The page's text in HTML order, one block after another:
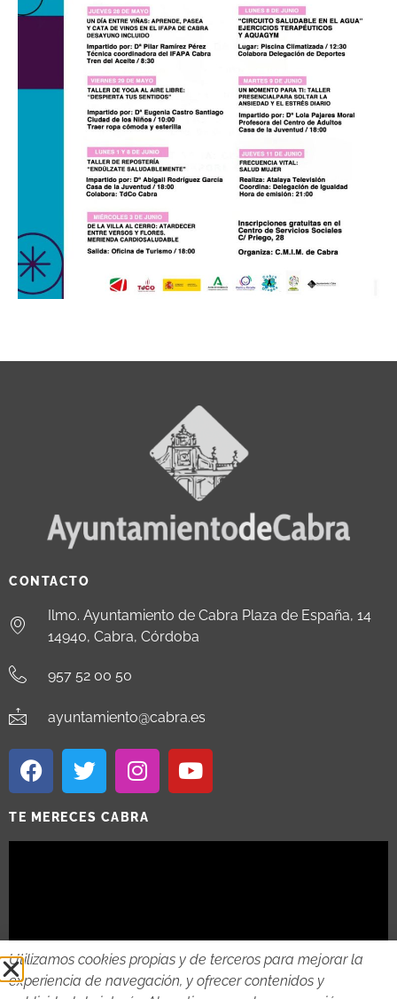
CONTACTO
Ilmo. Ayuntamiento de Cabra Plaza de España, 14
14940, Cabra, Córdoba
957 52 00 50
ayuntamiento@cabra.es
TE MERECES CABRA
Utilizamos cookies propias y de terceros para mejorar la
experiencia de navegación, y ofrecer contenidos y